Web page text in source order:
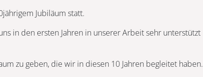
Jubiläum statt.
in den ersten Jahren in unserer Arbeit sehr unterstützt
zu geben, die wir in diesen 10 Jahren begleitet haben.